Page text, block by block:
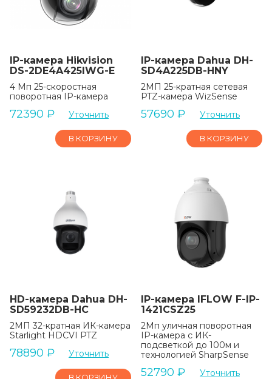
IP-камера Hikvision
DS-2DE4A425IWG-E
4 Мп 25-скоростная
поворотная IP-камера
72390 ₽ Уточнить
В КОРЗИНУ
IP-камера Dahua DH-
SD4A225DB-HNY
2МП 25-кратная сетевая
PTZ-камера WizSense
57690 ₽ Уточнить
В КОРЗИНУ
HD-камера Dahua DH-
SD59232DB-HC
2МП 32-кратная ИК-камера
Starlight HDCVI PTZ
78890 ₽ Уточнить
IP-камера IFLOW F-IP-
1421CSZ25
2Мп уличная поворотная
IP-камера с ИК-
подсветкой до 100м и
технологией SharpSense
52790 ₽ Уточнить